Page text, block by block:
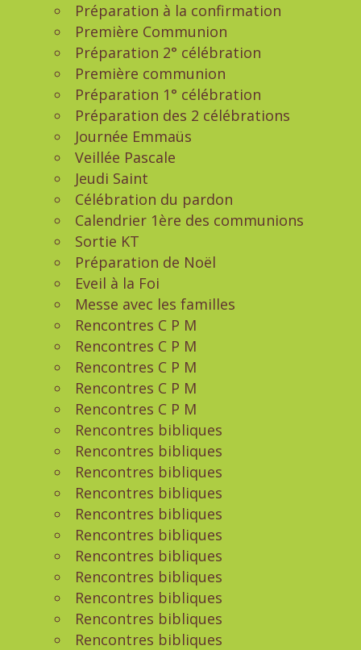
Préparation à la confirmation
Première Communion
Préparation 2° célébration
Première communion
Préparation 1° célébration
Préparation des 2 célébrations
Journée Emmaüs
Veillée Pascale
Jeudi Saint
Célébration du pardon
Calendrier 1ère des communions
Sortie KT
Préparation de Noël
Eveil à la Foi
Messe avec les familles
Rencontres C P M
Rencontres C P M
Rencontres C P M
Rencontres C P M
Rencontres C P M
Rencontres bibliques
Rencontres bibliques
Rencontres bibliques
Rencontres bibliques
Rencontres bibliques
Rencontres bibliques
Rencontres bibliques
Rencontres bibliques
Rencontres bibliques
Rencontres bibliques
Rencontres bibliques